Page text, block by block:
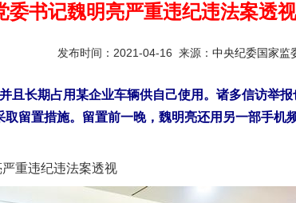
委书记魏明亮严重违纪违法案透视
发布时间：2021-04-16 来源： 中央纪委国家监
长期占用某企业车辆供自己使用。诸多信访举报
留置措施。留置前一晚，魏明亮还用另一部手机
重违纪违法案透视